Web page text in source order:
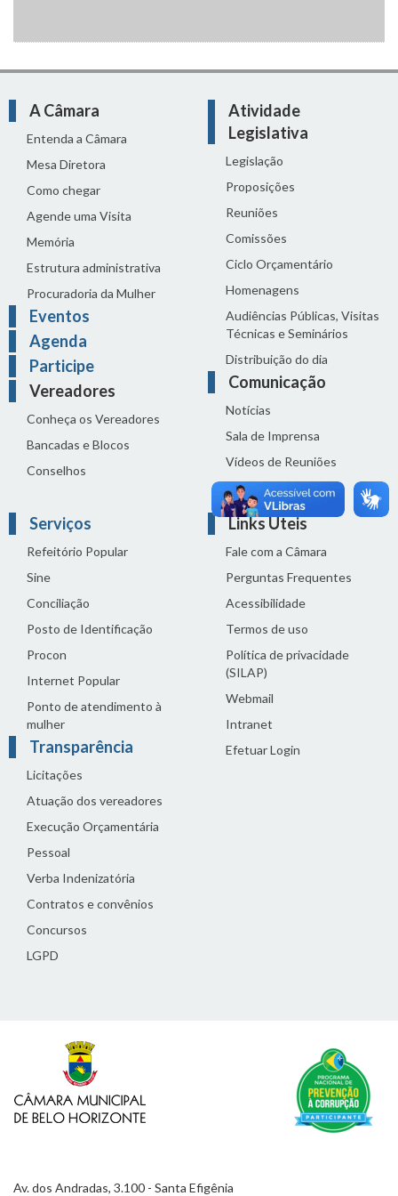
A Câmara
Entenda a Câmara
Mesa Diretora
Como chegar
Agende uma Visita
Memória
Estrutura administrativa
Procuradoria da Mulher
Eventos
Agenda
Participe
Vereadores
Conheça os Vereadores
Bancadas e Blocos
Conselhos
Atividade
Legislativa
Legislação
Proposições
Reuniões
Comissões
Ciclo Orçamentário
Homenagens
Audiências Públicas, Visitas
Técnicas e Seminários
Distribuição do dia
Comunicação
Notícias
Sala de Imprensa
Vídeos de Reuniões
Solenidades
Serviços
Refeitório Popular
Sine
Conciliação
Posto de Identificação
Procon
Internet Popular
Ponto de atendimento à
mulher
Transparência
Licitações
Atuação dos vereadores
Execução Orçamentária
Pessoal
Verba Indenizatória
Contratos e convênios
Concursos
LGPD
Links Úteis
Fale com a Câmara
Perguntas Frequentes
Acessibilidade
Termos de uso
Política de privacidade
(SILAP)
Webmail
Intranet
Efetuar Login
Av. dos Andradas, 3.100 - Santa Efigênia